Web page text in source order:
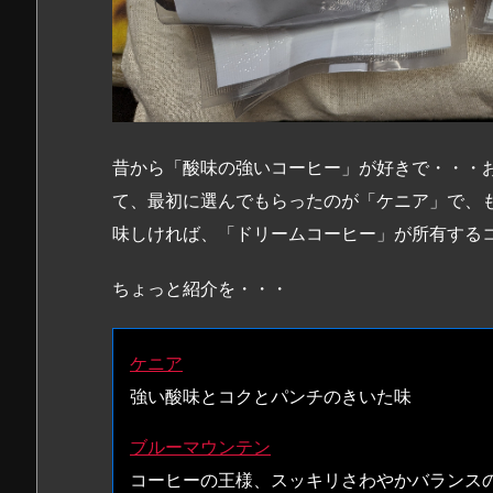
昔から「酸味の強いコーヒー」が好きで・・
て、最初に選んでもらったのが「ケニア」で
味しければ、「ドリームコーヒー」が所有す
ちょっと紹介を・・・
ケニア
強い酸味とコクとパンチのきいた味
ブルーマウンテン
コーヒーの王様、スッキリさわやかバランス